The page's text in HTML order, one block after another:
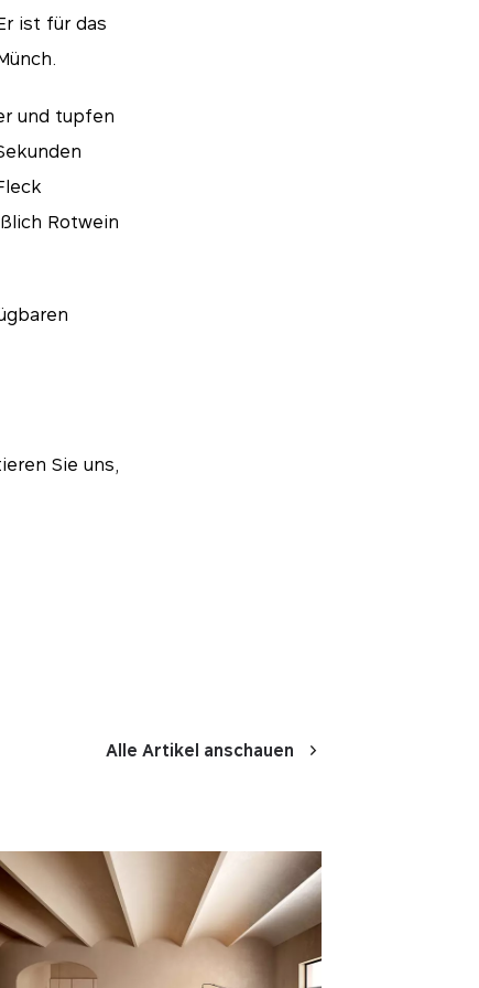
ist für das
und tupfen
Rotwein
Sie uns,
Alle Artikel anschauen